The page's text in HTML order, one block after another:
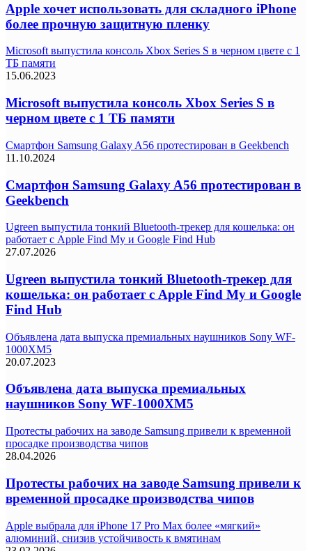
Apple хочет использовать для складного iPhone
более прочную защитную пленку
Microsoft выпустила консоль Xbox Series S в черном цвете с 1
ТБ памяти
15.06.2023
Microsoft выпустила консоль Xbox Series S в
черном цвете с 1 ТБ памяти
Смартфон Samsung Galaxy A56 протестирован в Geekbench
11.10.2024
Смартфон Samsung Galaxy A56 протестирован в
Geekbench
Ugreen выпустила тонкий Bluetooth-трекер для кошелька: он
работает с Apple Find My и Google Find Hub
27.07.2026
Ugreen выпустила тонкий Bluetooth-трекер для
кошелька: он работает с Apple Find My и Google
Find Hub
Объявлена дата выпуска премиальных наушников Sony WF-
1000XM5
20.07.2023
Объявлена дата выпуска премиальных
наушников Sony WF-1000XM5
Протесты рабочих на заводе Samsung привели к временной
просадке производства чипов
28.04.2026
Протесты рабочих на заводе Samsung привели к
временной просадке производства чипов
Apple выбрала для iPhone 17 Pro Max более «мягкий»
алюминий, снизив устойчивость к вмятинам